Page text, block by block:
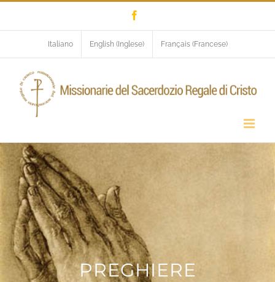
Italiano English (Inglese) Français(Francese)
PREGHIERE